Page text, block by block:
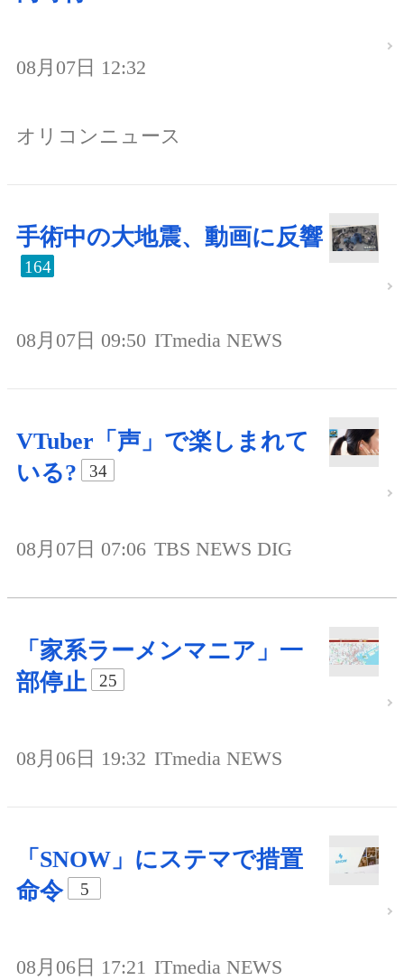
08月07日 12:32
オリコンニュース
手術中の大地震、動画に反響
164
08月07日 09:50 ITmedia NEWS
VTuber「声」で楽しまれて
いる?
34
08月07日 07:06 TBS NEWS DIG
「家系ラーメンマニア」一
部停止
25
08月06日 19:32 ITmedia NEWS
「SNOW」にステマで措置
命令
5
08月06日 17:21 ITmedia NEWS